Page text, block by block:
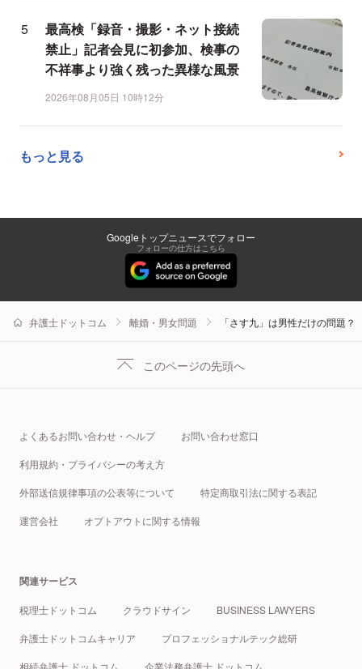
最高検「録音・撮影・ネット接続
禁止」記者会見に初参加、検事の
不祥事より強く残った異様な風景
2026年08月05日 10時12分
もっと見る
Googleトップニュースでフォロー
フォローの仕方はこちら
弁護士ドットコム 離婚・男女問題 「さす九」は男性だけの問題
このページの先頭へ
よくあるお問い合わせ・ヘルプ お問い合わせ窓口
利用規約・プライバシーの考え方
外部送信規律事項の公表等について 特定商取引法に関する表記
運営会社 オプトアウトに関する情報
関連サービス
税理士ドットコム クラウドサイン BUSINESS LAWYERS
弁護士ドットコムキャリア プロフェッショナルテック総研
相続弁護士 ドットコム 企業法務弁護士 ドットコム